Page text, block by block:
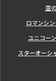
空
ロマンシ
ユニコー
スターオーシ